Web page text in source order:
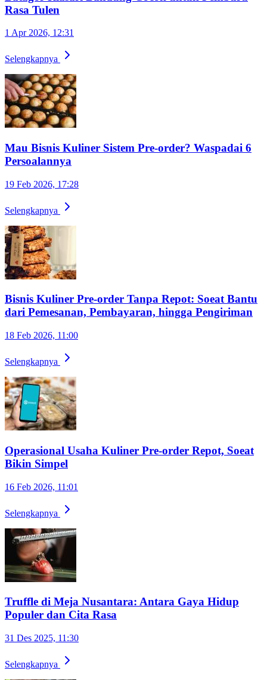
Rasa Tulen
1 Apr 2026, 12:31
Selengkapnya
Mau Bisnis Kuliner Sistem Pre-order? Waspadai 6
Persoalannya
19 Feb 2026, 17:28
Selengkapnya
Bisnis Kuliner Pre-order Tanpa Repot: Soeat Bantu
dari Pemesanan, Pembayaran, hingga Pengiriman
18 Feb 2026, 11:00
Selengkapnya
Operasional Usaha Kuliner Pre-order Repot, Soeat
Bikin Simpel
16 Feb 2026, 11:01
Selengkapnya
Truffle di Meja Nusantara: Antara Gaya Hidup
Populer dan Cita Rasa
31 Des 2025, 11:30
Selengkapnya